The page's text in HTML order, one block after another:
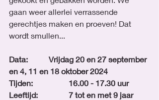
gaan weer allerlei verrassende
gerechtjes maken en proeven! Dat
wordt smullen...
Data:		Vrijdag 20 en 27 september
en 4, 11 en 18 oktober 2024
Tijden:		16.00 - 17.30 uur
Leeftijd: 		7 tot en met 9 jaar